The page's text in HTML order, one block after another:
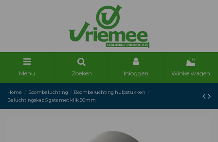
Menu Zoeken Inloggen
0
Winkelwagen
Home Boombeluchting
Boombeluchting hulpstukken
Beluchtingskap 5 gats met klik 80mm